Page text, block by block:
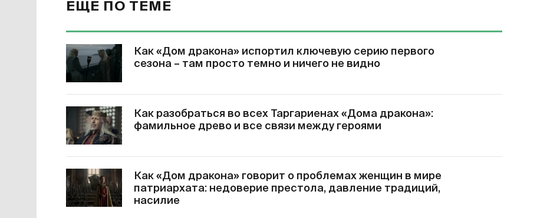
ЕЩЕ ПО ТЕМЕ
Как «Дом дракона» испортил ключевую серию первого
сезона – там просто темно и ничего не видно
Как разобраться во всех Таргариенах «Дома дракона»:
фамильное древо и все связи между героями
Как «Дом дракона» говорит о проблемах женщин в мире
патриархата: недоверие престола, давление традиций,
насилие